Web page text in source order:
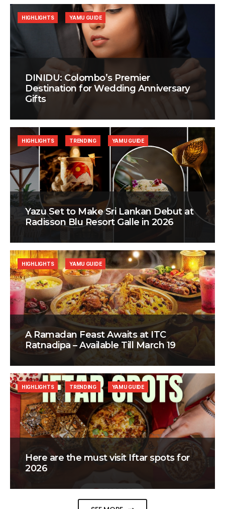
DINIDU: Colombo’s Premier
Destination for Wedding Anniversary
Gifts
HIGHLIGHTS YAMU GUIDE
Yazu Set to Make Sri Lankan Debut at
Radisson Blu Resort Galle in 2026
HIGHLIGHTS TRENDING YAMU GUIDE
A Ramadan Feast Awaits at ITC
Ratnadipa – Available Till March 19
HIGHLIGHTS YAMU GUIDE
Here are the must visit Iftar spots for
2026
HIGHLIGHTS TRENDING YAMU GUIDE